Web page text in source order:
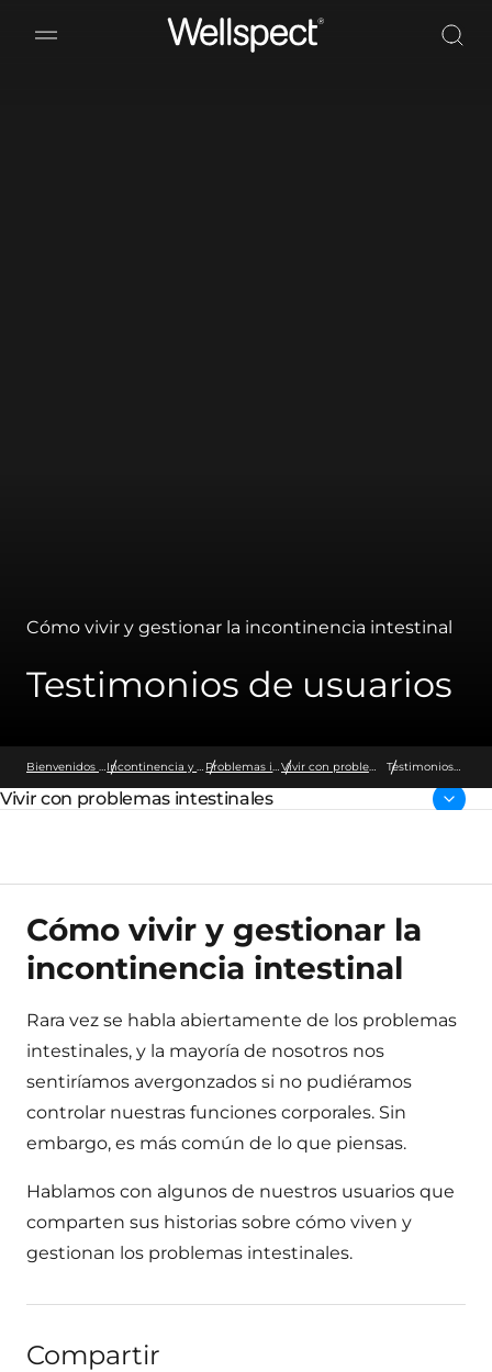
Wellspect
Cómo vivir y gestionar la incontinencia intestinal
Testimonios de usuarios
Bienvenidos a Wellspect Incontinencia y estreñimiento Problemas intestinales Vivir con problemas intestinales
Testimonios
Página parental:
Vivir con problemas intestinales
Cómo vivir y gestionar la
incontinencia intestinal
Rara vez se habla abiertamente de los problemas
intestinales, y la mayoría de nosotros nos
sentiríamos avergonzados si no pudiéramos
controlar nuestras funciones corporales. Sin
embargo, es más común de lo que piensas.
Hablamos con algunos de nuestros usuarios que
comparten sus historias sobre cómo viven y
gestionan los problemas intestinales.
Compartir